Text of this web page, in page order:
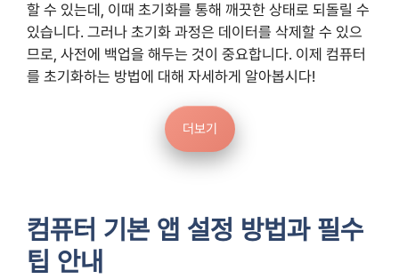
할 수 있는데, 이때 초기화를 통해 깨끗한 상태로 되돌릴 수
있습니다. 그러나 초기화 과정은 데이터를 삭제할 수 있으
므로, 사전에 백업을 해두는 것이 중요합니다. 이제 컴퓨터
를 초기화하는 방법에 대해 자세하게 알아봅시다!
더보기
컴퓨터 기본 앱 설정 방법과 필수
팁 안내